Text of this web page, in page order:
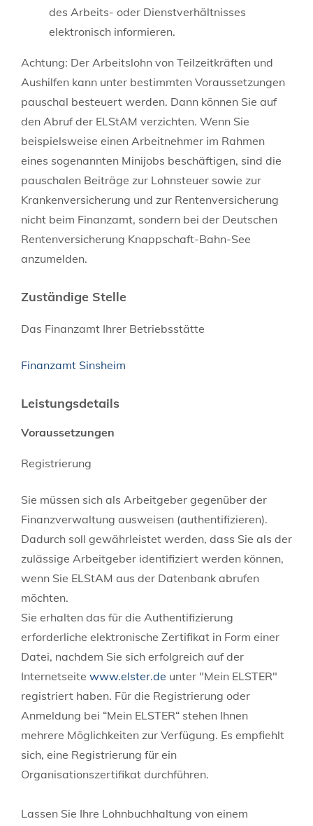
des Arbeits- oder Dienstverhältnisses
elektronisch informieren.
Achtung: Der Arbeitslohn von Teilzeitkräften und
Aushilfen kann unter bestimmten Voraussetzungen
pauschal besteuert werden. Dann können Sie auf
den Abruf der ELStAM verzichten. Wenn Sie
beispielsweise einen Arbeitnehmer im Rahmen
eines sogenannten Minijobs beschäftigen, sind die
pauschalen Beiträge zur Lohnsteuer sowie zur
Krankenversicherung und zur Rentenversicherung
nicht beim Finanzamt, sondern bei der Deutschen
Rentenversicherung Knappschaft-Bahn-See
anzumelden.
Zuständige Stelle
Das Finanzamt Ihrer Betriebsstätte
Finanzamt Sinsheim
Leistungsdetails
Voraussetzungen
Registrierung
Sie müssen sich als Arbeitgeber gegenüber der
Finanzverwaltung ausweisen (authentifizieren).
Dadurch soll gewährleistet werden, dass Sie als der
zulässige Arbeitgeber identifiziert werden können,
wenn Sie ELStAM aus der Datenbank abrufen
möchten.
Sie erhalten das für die Authentifizierung
erforderliche elektronische Zertifikat in Form einer
Datei, nachdem Sie sich erfolgreich auf der
Internetseite www.elster.de unter "Mein ELSTER"
registriert haben. Für die Registrierung oder
Anmeldung bei “Mein ELSTER“ stehen Ihnen
mehrere Möglichkeiten zur Verfügung. Es empfiehlt
sich, eine Registrierung für ein
Organisationszertifikat durchführen.
Lassen Sie Ihre Lohnbuchhaltung von einem